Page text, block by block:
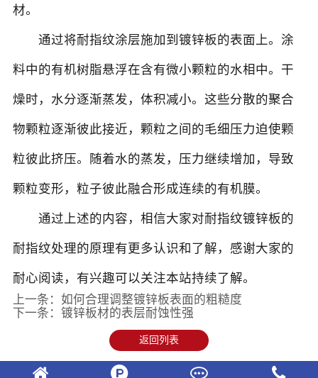
材。
通过将耐指纹涂层施加到镀锌板的表面上。涂
料中的有机树脂悬浮在含有微小颗粒的水相中。干
燥时，水分逐渐蒸发，体积减小。这些分散的聚合
物颗粒逐渐彼此接近，颗粒之间的毛细压力迫使颗
粒彼此挤压。随着水的蒸发，压力继续增加，导致
颗粒变形，粒子彼此融合形成连续的有机膜。
通过上述的内容，相信大家对耐指纹镀锌板的
耐指纹处理的原理有更多认识和了解，感谢大家的
耐心阅读，有兴趣可以关注本站持续了解。
上一条： 如何合理调整镀锌板表面的粗糙度
下一条： 镀锌板材的表层耐蚀性强
返回列表